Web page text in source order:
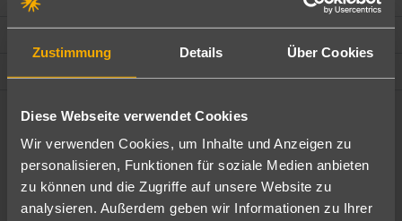
Zustimmung Details Über Cookies
Diese Webseite verwendet Cookies
Wir verwenden Cookies, um Inhalte und Anzeigen zu
personalisieren, Funktionen für soziale Medien anbieten
zu können und die Zugriffe auf unsere Website zu
analysieren. Außerdem geben wir Informationen zu Ihrer
Bewertungen
Ändere die Kriterien nach deinen Wünschen
Pauschal Nur Hotel